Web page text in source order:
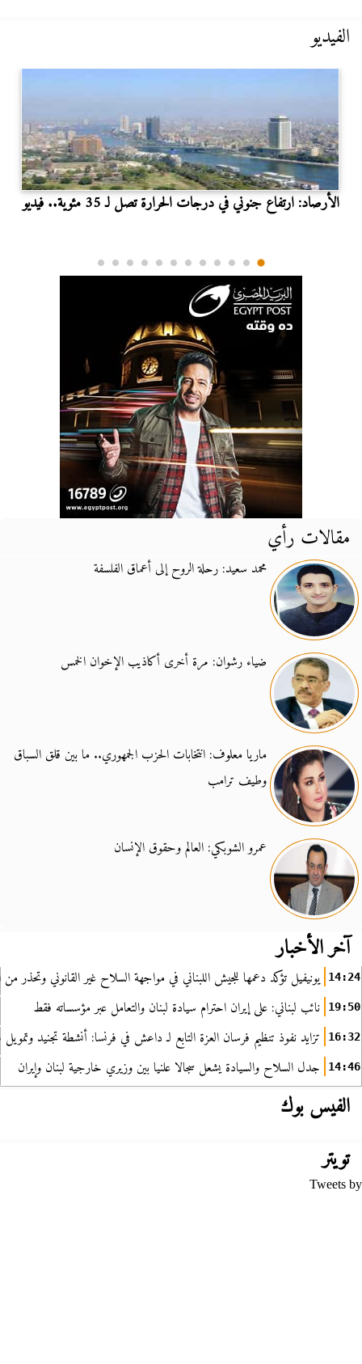
الفيديو
الأرصاد: ارتفاع جنوني في درجات الحرارة تصل لـ 35 مئوية.. فيديو
مقالات رأي
محمد سعيد: رحلة الروح إلى أعماق الفلسفة
ضياء رشوان: مرة أخرى أكاذيب الإخوان الخمس
ماريا معلوف: انتخابات الحزب الجمهوري.. ما بين قلق السباق
وطيف ترامب
عمرو الشوبكي: العالم وحقوق الإنسان
آخر الأخبار
14:24 يونيفيل تؤكد دعمها للجيش اللبناني في مواجهة السلاح غير القانوني وتحذر من
19:50 نائب لبناني: على إيران احترام سيادة لبنان والتعامل عبر مؤسساته فقط
16:32 تزايد نفوذ تنظيم فرسان العزة التابع لـ داعش في فرنسا: أنشطة تجنيد
14:46 جدل السلاح والسيادة يشعل سجالا علنيا بين وزيري خارجية لبنان وإيران
الفيس بوك
تويتر
Tweets by